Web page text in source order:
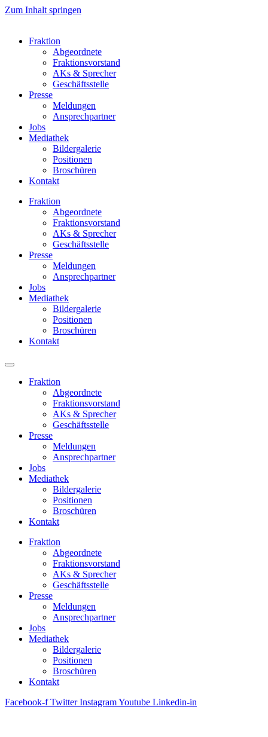
Zum Inhalt springen
Fraktion
Abgeordnete
Fraktions­vorstand
AKs & Sprecher
Geschäftsstelle
Presse
Meldungen
Ansprechpartner
Jobs
Mediathek
Bildergalerie
Positionen
Broschüren
Kontakt
Fraktion
Abgeordnete
Fraktions­vorstand
AKs & Sprecher
Geschäftsstelle
Presse
Meldungen
Ansprechpartner
Jobs
Mediathek
Bildergalerie
Positionen
Broschüren
Kontakt
Fraktion
Abgeordnete
Fraktions­vorstand
AKs & Sprecher
Geschäftsstelle
Presse
Meldungen
Ansprechpartner
Jobs
Mediathek
Bildergalerie
Positionen
Broschüren
Kontakt
Fraktion
Abgeordnete
Fraktions­vorstand
AKs & Sprecher
Geschäftsstelle
Presse
Meldungen
Ansprechpartner
Jobs
Mediathek
Bildergalerie
Positionen
Broschüren
Kontakt
Facebook-f Twitter InstagramYoutube Linkedin-in